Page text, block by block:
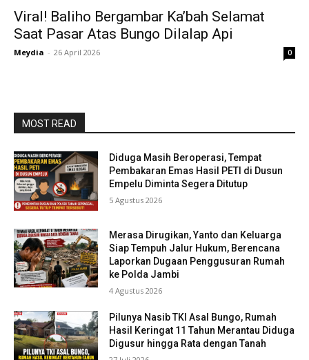
Viral! Baliho Bergambar Ka’bah Selamat
Saat Pasar Atas Bungo Dilalap Api
Meydia - 26 April 2026 0
MOST READ
Diduga Masih Beroperasi, Tempat
Pembakaran Emas Hasil PETI di Dusun
Empelu Diminta Segera Ditutup
5 Agustus 2026
Merasa Dirugikan, Yanto dan Keluarga
Siap Tempuh Jalur Hukum, Berencana
Laporkan Dugaan Penggusuran Rumah
ke Polda Jambi
4 Agustus 2026
Pilunya Nasib TKI Asal Bungo, Rumah
Hasil Keringat 11 Tahun Merantau Diduga
Digusur hingga Rata dengan Tanah